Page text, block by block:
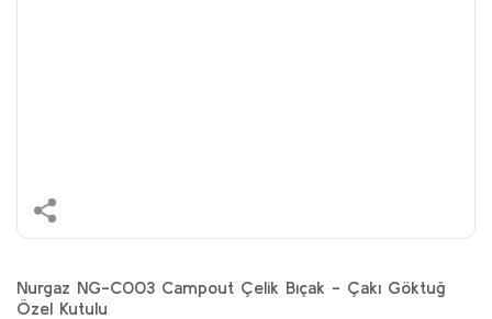
Nurgaz NG-C003 Campout Çelik Bıçak - Çakı Göktuğ
Özel Kutulu